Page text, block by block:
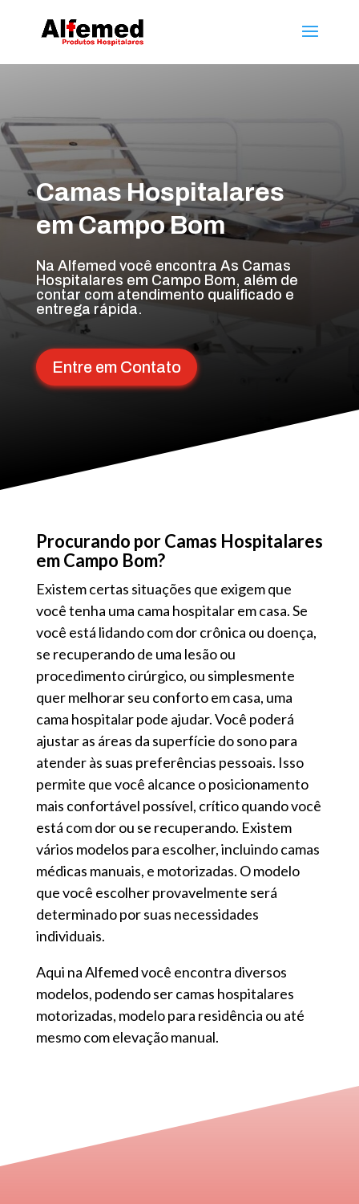
Camas Hospitalares
em Campo Bom
Na Alfemed você encontra As Camas
Hospitalares em Campo Bom, além de
contar com atendimento qualificado e
entrega rápida.
Entre em Contato
Procurando por Camas Hospitalares
em Campo Bom?
Existem certas situações que exigem que
você tenha uma cama hospitalar em casa. Se
você está lidando com dor crônica ou doença,
se recuperando de uma lesão ou
procedimento cirúrgico, ou simplesmente
quer melhorar seu conforto em casa, uma
cama hospitalar pode ajudar. Você poderá
ajustar as áreas da superfície do sono para
atender às suas preferências pessoais. Isso
permite que você alcance o posicionamento
mais confortável possível, crítico quando você
está com dor ou se recuperando. Existem
vários modelos para escolher, incluindo camas
médicas manuais, e motorizadas. O modelo
que você escolher provavelmente será
determinado por suas necessidades
individuais.
Aqui na Alfemed você encontra diversos
modelos, podendo ser camas hospitalares
motorizadas, modelo para residência ou até
mesmo com elevação manual.